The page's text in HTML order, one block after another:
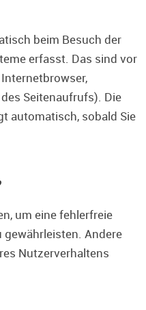
beim Besuch der
erfasst. Das sind vor
Seitenaufrufs). Die
automatisch, sobald Sie
um eine fehlerfreie
Andere
Nutzerverhaltens